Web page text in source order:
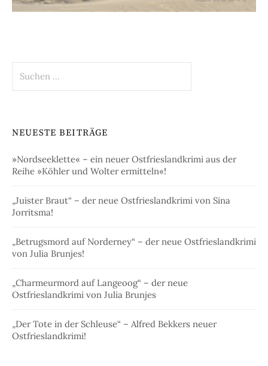
nach:
NEUESTE BEITRÄGE
»Nordseeklette« – ein neuer Ostfrieslandkrimi aus der
Reihe »Köhler und Wolter ermitteln«!
„Juister Braut“ – der neue Ostfrieslandkrimi von Sina
Jorritsma!
„Betrugsmord auf Norderney“ – der neue Ostfrieslandkrimi
von Julia Brunjes!
„Charmeurmord auf Langeoog“ – der neue
Ostfrieslandkrimi von Julia Brunjes
„Der Tote in der Schleuse“ – Alfred Bekkers neuer
Ostfrieslandkrimi!